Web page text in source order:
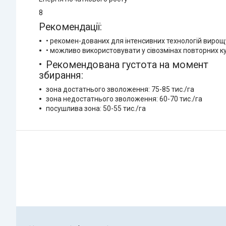
8
Рекомендації:
• рекомен-дованих для інтенсивних технологій
• можливо використовувати у сівозмінах повторних
Рекомендована густота на момент
збирання:
зона достатнього зволоження: 75-85 тис./га
зона недостатнього зволоження: 60-70 тис./га
посушлива зона: 50-55 тис./га